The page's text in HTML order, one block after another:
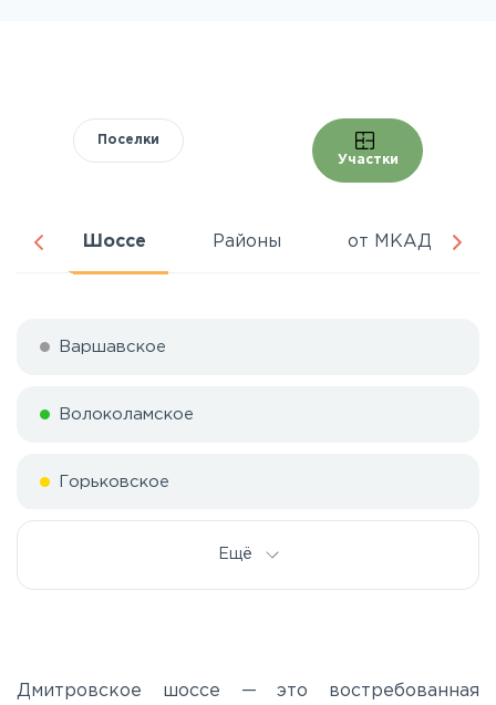
Поселки
Участки
Шоссе Районы от МКАД
Варшавское
Волоколамское
Горьковское
Калужское
Ещё
Дмитровское шоссе — это востребованная